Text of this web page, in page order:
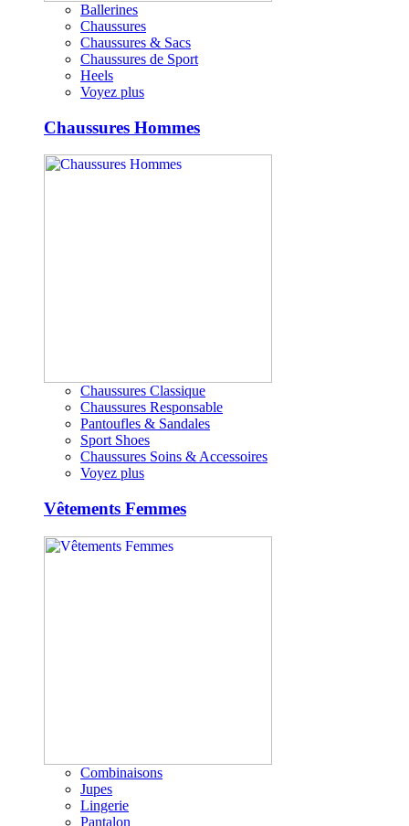
Ballerines
Chaussures
Chaussures & Sacs
Chaussures de Sport
Heels
Voyez plus
Chaussures Hommes
Chaussures Classique
Chaussures Responsable
Pantoufles & Sandales
Sport Shoes
Chaussures Soins & Accessoires
Voyez plus
Vêtements Femmes
Combinaisons
Jupes
Lingerie
Pantalon